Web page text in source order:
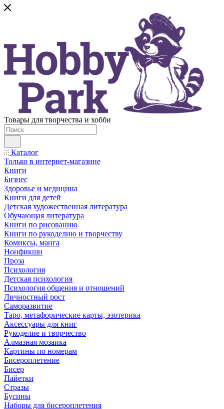
Товары для творчества и хобби
Каталог
Только в интернет-магазине
Книги
Бизнес
Здоровье и медицина
Книги для детей
Детская художественная литература
Обучающая литература
Книги по рисованию
Книги по рукоделию и творчеству
Комиксы, манга
Нонфикшн
Проза
Психология
Детская психология
Психология общения и отношений
Личностный рост
Саморазвитие
Таро, метафорические карты, эзотерика
Аксессуары для книг
Рукоделие и творчество
Алмазная мозаика
Картины по номерам
Бисероплетение
Бисер
Пайетки
Стразы
Бусины
Наборы для бисероплетения